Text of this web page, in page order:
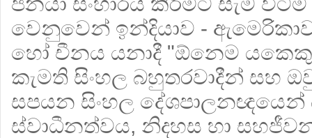
වෙනුවෙන් ඉන්දියාව -
හෝ චීනය යනාදී "ඕනෙම
කැමති සිංහල බහුතරවාදීන් සහ
සපයන සිංහල
ස්වාධීනත්වය, නිදහස හා